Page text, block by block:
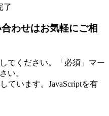
了
わせはお気軽にご相
てください。「必須」マー
い。
ています。JavaScriptを有